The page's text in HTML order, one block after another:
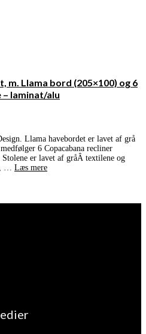
m. Llama bord (205×100) og 6
– laminat/alu
Llama havebordet er lavet af grå
6 Copacabana recliner
er lavet af gråÂ textilene og
… Læs mere